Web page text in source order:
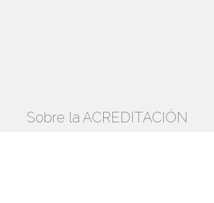
Sobre la ACREDITACIÓN